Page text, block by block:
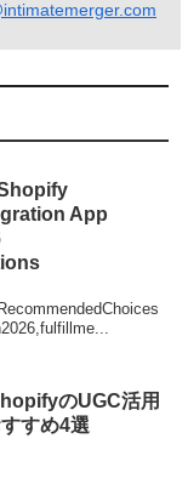
App
のUGC活用
すめ4選